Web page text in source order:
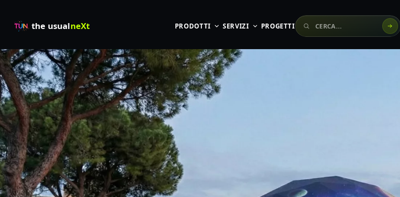
the usualneXt PRODOTTI SERVIZI PROGETTICerca sul sito